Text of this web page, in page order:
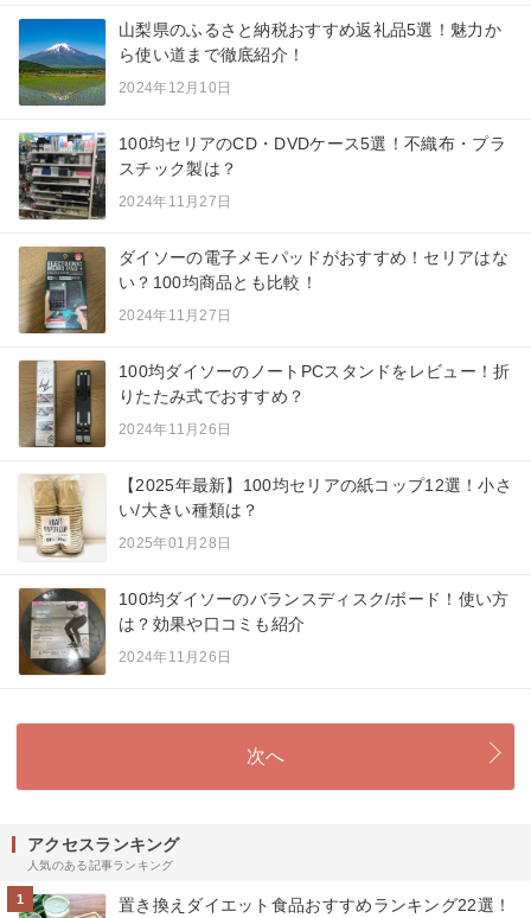
山梨県のふるさと納税おすすめ返礼品5選！魅力か
ら使い道まで徹底紹介！
2024年12月10日
100均セリアのCD・DVDケース5選！不織布・プラ
スチック製は？
2024年11月27日
ダイソーの電子メモパッドがおすすめ！セリアはな
い？100均商品とも比較！
2024年11月27日
100均ダイソーのノートPCスタンドをレビュー！折
りたたみ式でおすすめ？
2024年11月26日
【2025年最新】100均セリアの紙コップ12選！小さ
い/大きい種類は？
2025年01月28日
100均ダイソーのバランスディスク/ボード！使い方
は？効果や口コミも紹介
2024年11月26日
次へ
アクセスランキング
人気のある記事ランキング
1 置き換えダイエット食品おすすめランキング22選！